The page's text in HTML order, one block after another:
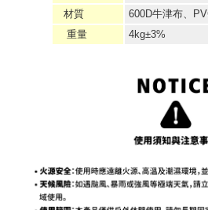
材質
600D牛津布、
重量
4kg±3%